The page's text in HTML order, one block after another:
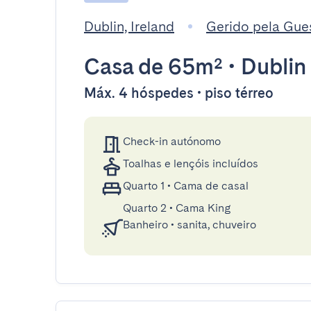
Dublin, Ireland Gerido pela
Casade 65m² • Dublin
Máx. 4 hóspedes • piso térreo
Check-in autónomo
Toalhas e lençóis incluídos
Quarto 1 • Cama de casal
Quarto 2 • Cama King
Banheiro • sanita, chuveiro